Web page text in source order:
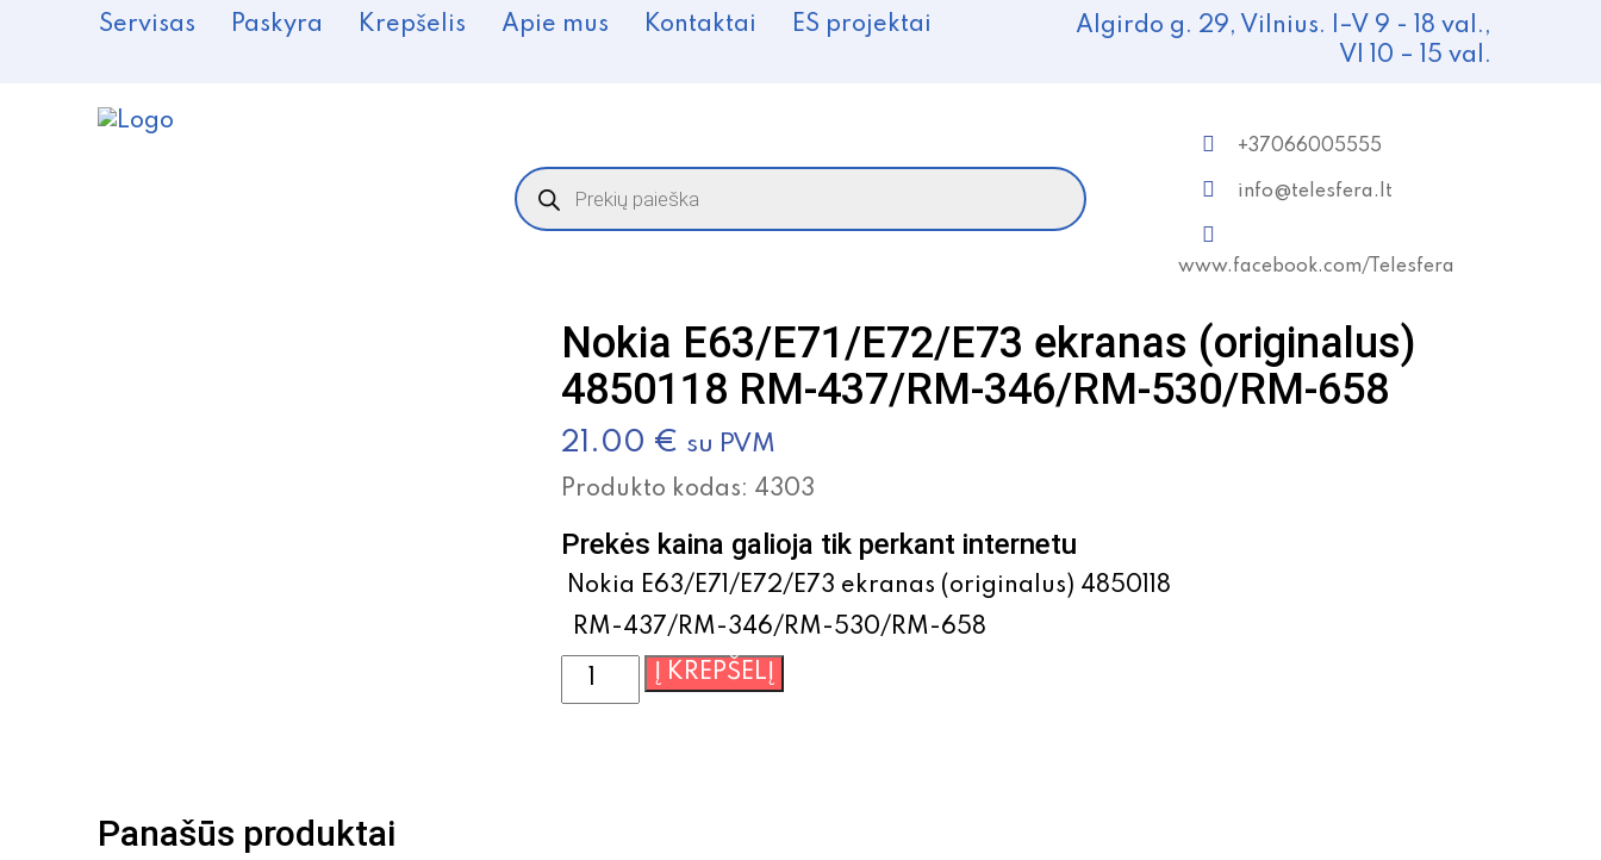
Servisas Paskyra Krepšelis Apie mus Kontaktai ES projektai
Algirdo g. 29, Vilnius. I–V 9 - 18 val.,
VI 10 – 15 val.
Products
search
+37066005555
info@telesfera.lt
www.facebook.com/Telesfera
Nokia E63/E71/E72/E73 ekranas (originalus)
4850118 RM-437/RM-346/RM-530/RM-658
21.00 € su PVM
Produkto kodas: 4303
Prekės kaina galioja tik perkant internetu
Nokia E63/E71/E72/E73 ekranas (originalus) 4850118
RM-437/RM-346/RM-530/RM-658
produkto
kiekis:
Į KREPŠELĮ
Panašūs produktai